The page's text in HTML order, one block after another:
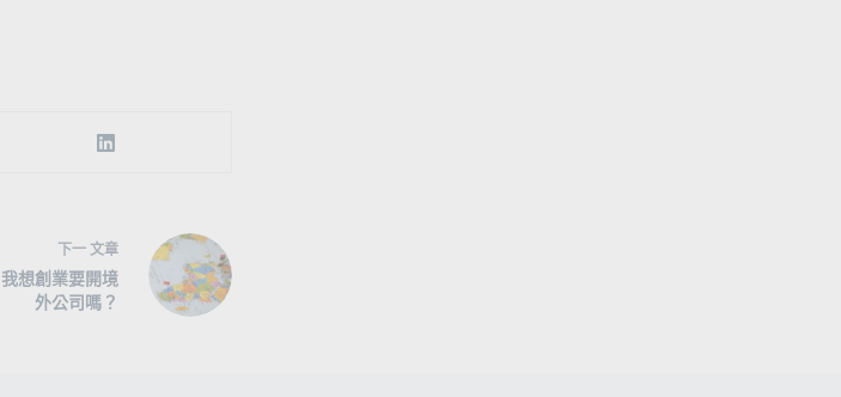
下一 文章
想創業要開境
外公司嗎？